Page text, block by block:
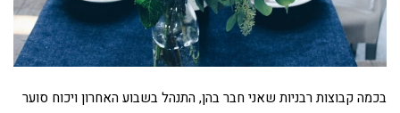
בכמה קבוצות רבניות שאני חבר בהן, התנהל בשבוע האחרון ויכוח סוער